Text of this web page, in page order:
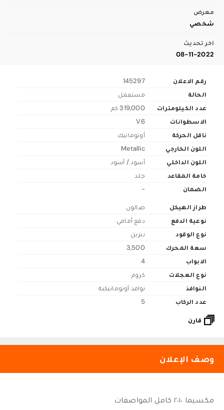
معرض
شخصي
اخر تحديث
08-11-2022
رقم الاعلان
145297
الحالة
مستعمل
عدد الكيلومترات
319,000 كم
الاسطوانات
V6
ناقل الحركة
أوتوماتيك
اللون الخارجي
Metallic
اللون الداخلي
أسود / أسود
خامة المقاعد
جلد
الضمان
-
طراز الهيكل
صالون
نوعية الدفع
دفع أمامي
نوع الوقود
بنزين
سعة المحرك
3,500
الابواب
4
نوع العجلات
كروم
النوافذ
نوافذ أوتوماتيكية
عدد الركاب
5
قارن
وصف الإعلان
مكسيما ٢٠١٠ كامل المواصفات